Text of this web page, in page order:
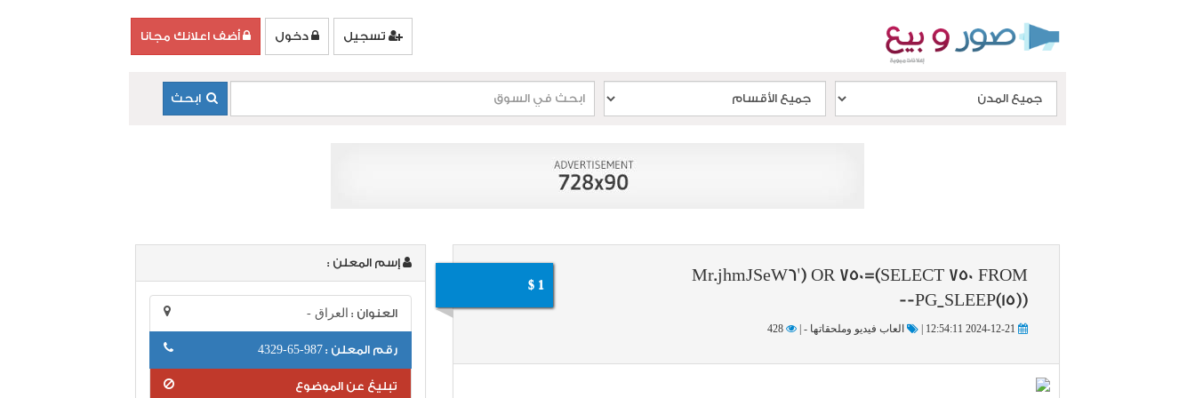
أضف اعلانك مجانا دخول تسجيل
ابحث
Mr.jhmJSeW6') OR 750=(SELECT 750 FROM
PG_SLEEP(15))--
العاب فيديو وملحقاتها - |
1 $
إسم المعلن :
العنوان : العراق -
رقم المعلن :987-65-4329
تبليغ عن الموضوع